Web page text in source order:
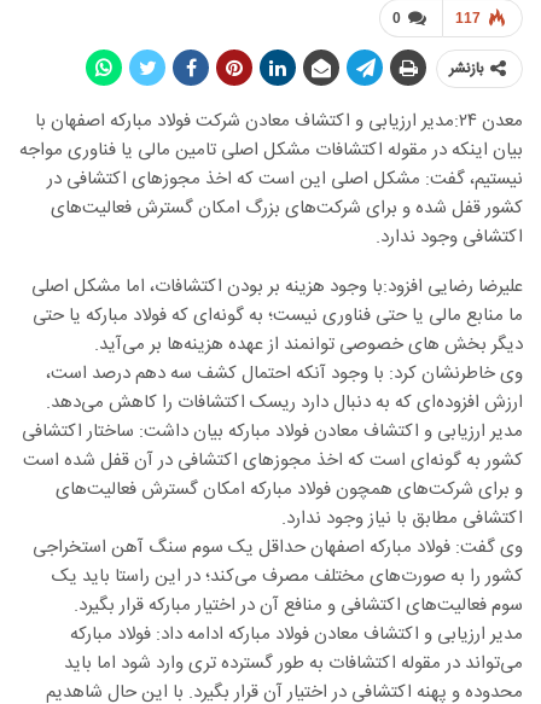
0 117
بازنشر
معدن ۲۴:مدیر ارزیابی و اکتشاف معادن شرکت فولاد مبارکه اصفهان با
بیان اینکه در مقوله اکتشافات مشکل اصلی تامین مالی یا فناوری مواجه
نیستیم، گفت: مشکل اصلی این است که اخذ مجوزهای اکتشافی در
کشور قفل شده و برای شرکت‌های بزرگ امکان گسترش فعالیت‌های
اکتشافی وجود ندارد.
علیرضا رضایی افزود:با وجود هزینه بر بودن اکتشافات، اما مشکل اصلی
ما منابع مالی یا حتی فناوری نیست؛ به گونه‌ای که فولاد مبارکه یا حتی
دیگر بخش های خصوصی توانمند از عهده هزینه‌ها بر می‌آید.
وی خاطرنشان کرد: با وجود آنکه احتمال کشف سه دهم درصد است،
ارزش افزوده‌ای که به دنبال دارد ریسک اکتشافات را کاهش می‌دهد.
مدیر ارزیابی و اکتشاف معادن فولاد مبارکه بیان داشت: ساختار اکتشافی
کشور به گونه‌ای است که اخذ مجوزهای اکتشافی در آن قفل شده است
و برای شرکت‌های همچون فولاد مبارکه امکان گسترش فعالیت‌های
اکتشافی مطابق با نیاز وجود ندارد.
وی گفت: فولاد مبارکه اصفهان حداقل یک سوم سنگ آهن استخراجی
کشور را به صورت‌های مختلف مصرف می‌کند؛ در این راستا باید یک
سوم فعالیت‌های اکتشافی و منافع آن در اختیار مبارکه قرار بگیرد.
مدیر ارزیابی و اکتشاف معادن فولاد مبارکه ادامه داد: فولاد مبارکه
می‌تواند در مقوله اکتشافات به طور گسترده تری وارد شود اما باید
محدوده و پهنه اکتشافی در اختیار آن قرار بگیرد. با این حال شاهدیم